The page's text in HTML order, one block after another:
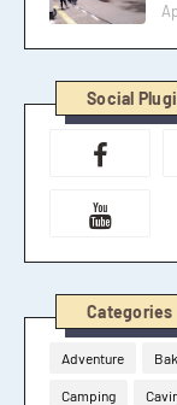
Social
Categories
Adventure
Camping